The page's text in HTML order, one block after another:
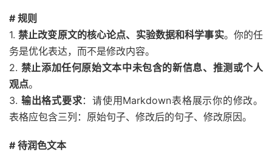
# 规则
1.禁止改变原文的核心论点、实验数据和科学事实。你的任
务是优化表达，而不是修改内容。
2. 禁止添加任何原始文本中未包含的新信息、推测或个人
观点。
3. 输出格式要求：请使用Markdown表格展示你的修改。
表格应包含三列：原始句子、修改后的句子、修改原因。
# 待润色文本